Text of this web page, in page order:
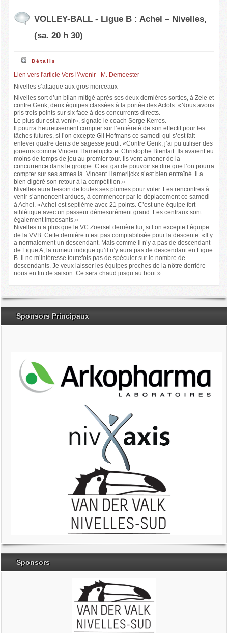
VOLLEY-BALL - Ligue B : Achel – Nivelles,
(sa. 20 h 30)
Détails
Lien vers l'article Vers l'Avenir - M. Demeester
Nivelles s’attaque aux gros morceaux
Nivelles sort d’un bilan mitigé après ses deux dernières sorties, à Zele et
contre Genk, deux équipes classées à la portée des Aclots: «Nous avons
pris trois points sur six face à des concurrents directs.
Le plus dur est à venir», signale le coach Serge Kerres.
Il pourra heureusement compter sur l’entièreté de son effectif pour les
tâches futures, si l’on excepte Gil Hofmans ce samedi qui s’est fait
enlever quatre dents de sagesse jeudi. «Contre Genk, j’ai pu utiliser des
joueurs comme Vincent Hamelrijckx et Christophe Bienfait. Ils avaient eu
moins de temps de jeu au premier tour. Ils vont amener de la
concurrence dans le groupe. C’est gai de pouvoir se dire que l’on pourra
compter sur ses armes là. Vincent Hamerijckx s’est bien entraîné. Il a
bien digéré son retour à la compétition.»
Nivelles aura besoin de toutes ses plumes pour voler. Les rencontres à
venir s’annoncent ardues, à commencer par le déplacement ce samedi
à Achel. «Achel est septième avec 21 points. C’est une équipe fort
athlétique avec un passeur démesurément grand. Les centraux sont
également imposants.»
Nivelles n’a plus que le VC Zoersel derrière lui, si l’on excepte l’équipe
de la VVB. Cette dernière n’est pas comptabilisée pour la descente: «Il y
a normalement un descendant. Mais comme il n’y a pas de descendant
de Ligue A, la rumeur indique qu’il n’y aura pas de descendant en Ligue
B. Il ne m’intéresse toutefois pas de spéculer sur le nombre de
descendants. Je veux laisser les équipes proches de la nôtre derrière
nous en fin de saison. Ce sera chaud jusqu’au bout.»
Sponsors Principaux
Sponsors